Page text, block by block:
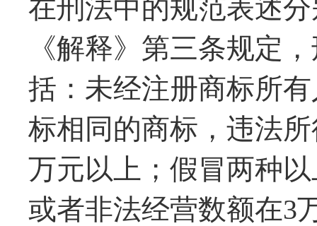
在刑法中的规范表述
《解释》第三条规定
括：未经注册商标所
标相同的商标，违法
万元以上；假冒两种
或者非法经营数额在3